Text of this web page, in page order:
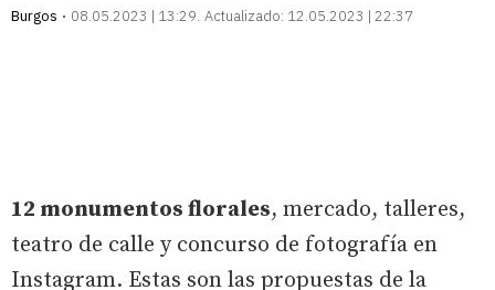
Burgos
08.05.2023 | 13:29 Actualizado: 12.05.2023 | 22:37
12 monumentos florales, mercado, talleres,
teatro de calle y concurso de fotografía en
Instagram. Estas son las propuestas de la